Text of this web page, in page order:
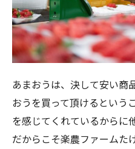
あまおうは、決して安い商
おうを買って頂けるという
を感じてくれているからに
だからこそ楽農ファームた